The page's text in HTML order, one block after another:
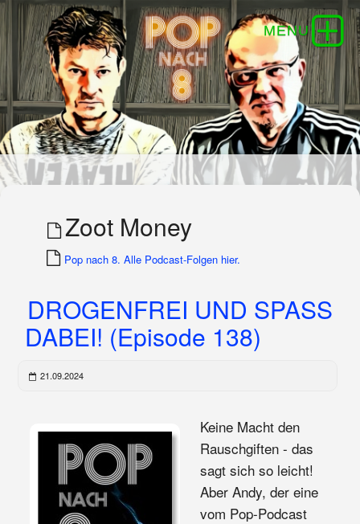
Zoot Money
Pop nach 8. Alle Podcast-Folgen hier.
DROGENFREI UND SPASS
DABEI! (Episode 138)
21.09.2024
Keine Macht den
Rauschgiften - das
sagt sich so leicht!
Aber Andy, der eine
vom Pop-Podcast